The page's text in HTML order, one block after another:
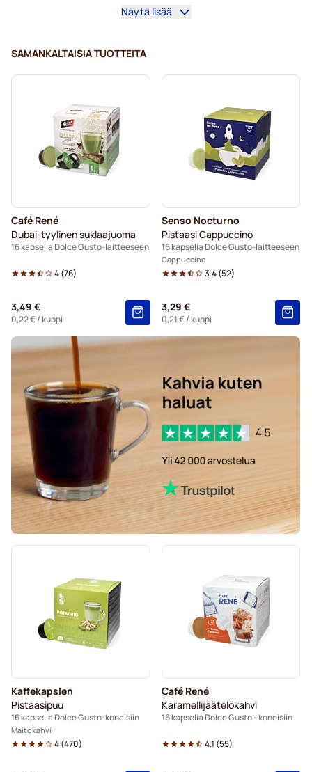
Dolce Gusto® -kahvikoneet
Kofeiinittomat kahvit Dolce Gusto -koneisiin
Kalkinpoisto ja huolto Dolce Gusto-kahvinkeittimeen
Segafredo-kahvikapselit Dolce Gusto -koneisiin
Café René -kahvikapselit Dolce Gusto -koneisiin
Dolce Vita -kapselit Dolce Gusto -koneisiin
Gimoka-kapselit Dolce Gusto -koneisiin
Starbucks®-kapselit Dolce Gusto -koneisiin
Kaffekapslen-kahvikapselit Dolce Gusto -koneisiin
Starbucksin® grande-kapselit Dolce Gusto -koneisiin
Näytä lisää
SAMANKALTAISIA TUOTTEITA
Café René
Dubai-tyylinen suklaajuoma
16 kapselia Dolce Gusto-laitteeseen
4(76)
3,49 €
0,22 €/ kuppi
Senso Nocturno
Pistaasi Cappuccino
16 kapselia Dolce Gusto-laitteeseen
Cappuccino
3.4(52)
3,29 €
0,21 €/ kuppi
Kaffekapslen
Pistaasipuu
16 kapselia Dolce Gusto-koneisiin
Maitokahvi
4(470)
Café René
Karamellijäätelökahvi
16 kapselia Dolce Gusto - koneisiin
4.1 (55)